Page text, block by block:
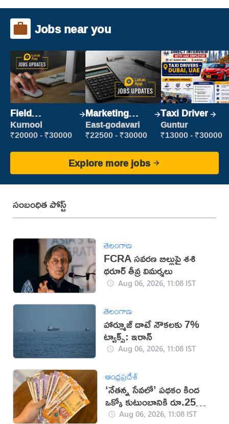
Jobs near you
Field
Marketing
Executive
Kurnool
₹20000 - ₹30000
Marketing
Executive
East-godavari
₹22500 - ₹30000
Taxi Driver
Guntur
₹13000 - ₹30000
Explore more jobs
సంబంధిత పోస్ట్
తెలంగాణ
FCRA సవరణ బిల్లుపై శశి
థరూర్ తీవ్ర విమర్శలు
Aug 06, 2026, 11:08 IST
తెలంగాణ
హార్మూజ్ దాటే నౌకలకు 7%
ట్యాక్స్: ఇరాన్
Aug 06, 2026, 11:08 IST
ఆంధ్రప్రదేశ్
‘నేతన్న సేవలో’ పథకం కింద
ఒక్కో కుటుంబానికి రూ.25
వేలు.. డేట్ ఫిక్స్!
Aug 06, 2026, 11:08 IST